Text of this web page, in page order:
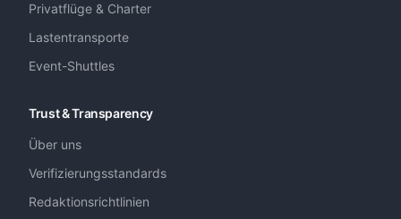
Privatflüge & Charter
Lastentransporte
Event-Shuttles
Trust & Transparency
Über uns
Verifizierungsstandards
Redaktionsrichtlinien